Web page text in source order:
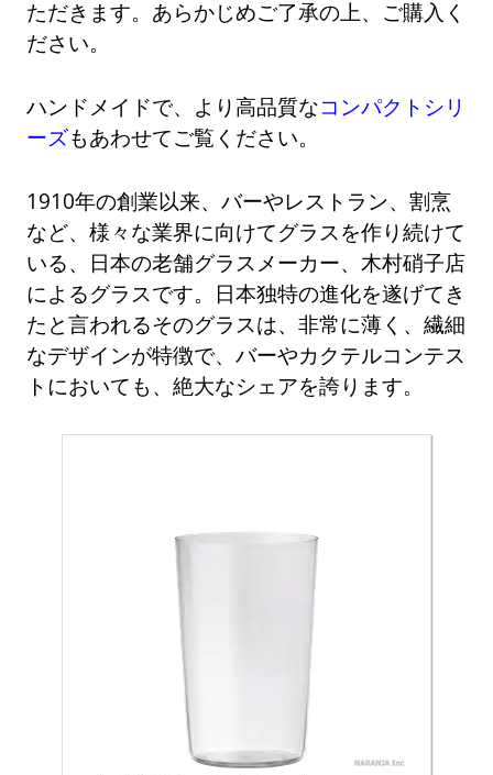
ただきます。あらかじめご了承の上、ご購入く
ださい。
ハンドメイドで、より高品質なコンパクトシリ
ーズもあわせてご覧ください。
1910年の創業以来、バーやレストラン、割烹
など、様々な業界に向けてグラスを作り続けて
いる、日本の老舗グラスメーカー、木村硝子店
によるグラスです。日本独特の進化を遂げてき
たと言われるそのグラスは、非常に薄く、繊細
なデザインが特徴で、バーやカクテルコンテス
トにおいても、絶大なシェアを誇ります。